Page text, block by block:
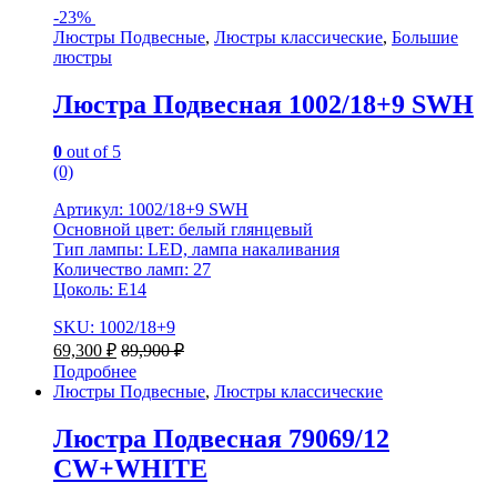
-23%
Люстры Подвесные, Люстры классические, Большие
люстры
Люстра Подвесная 1002/18+9 SWH
0 out of 5
(0)
Артикул: 1002/18+9 SWH
Основной цвет: белый глянцевый
Тип лампы: LED, лампа накаливания
Количество ламп: 27
Цоколь: Е14
SKU: 1002/18+9
69,300 ₽ 89,900₽
Подробнее
Люстры Подвесные, Люстры классические
Люстра Подвесная 79069/12
CW+WHITE